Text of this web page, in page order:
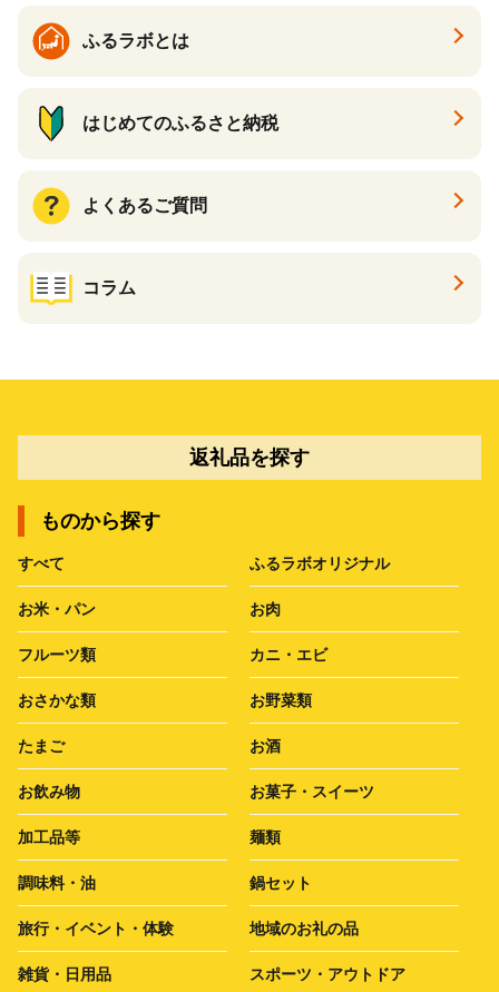
ふるラボとは
はじめてのふるさと納税
よくあるご質問
コラム
返礼品を探す
ものから探す
すべて ふるラボオリジナル
お米・パン お肉
フルーツ類 カニ・エビ
おさかな類 お野菜類
たまご お酒
お飲み物 お菓子・スイーツ
加工品等 麺類
調味料・油 鍋セット
旅行・イベント・体験 地域のお礼の品
雑貨・日用品 スポーツ・アウトドア